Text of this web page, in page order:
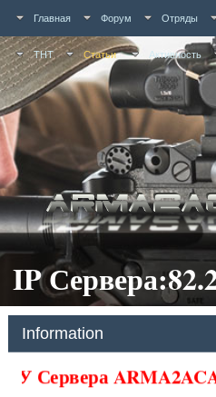
Главная Форум Отряды
ТНТ Статьи Активность
IP
Information
У Сервера